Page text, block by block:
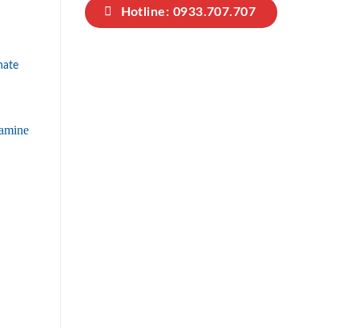
Hotline: 0933.707.707